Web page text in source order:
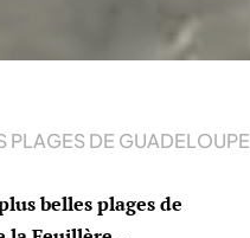
PLAGES DE GUADELOUPE
belles plages de